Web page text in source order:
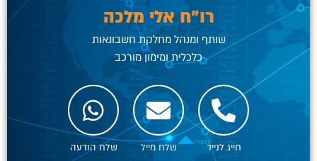
רו"ח אלי מלכה
שותף ומנהל מחלקת חשבונאות
כלכלית ומימון מורכב
חייג לנייד שלח מייל שלח הודעה